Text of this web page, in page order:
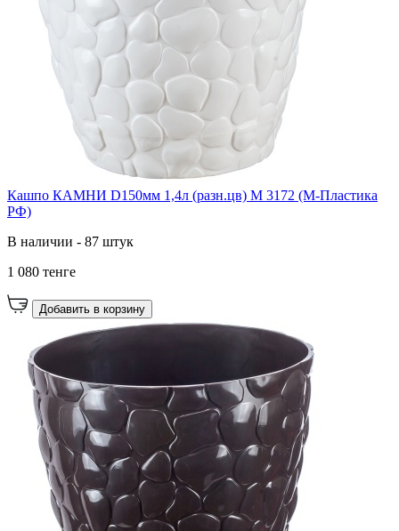
Кашпо КАМНИ D150мм 1,4л (разн.цв) М 3172 (М-Пластика
РФ)
В наличии - 87 штук
1 080 тенге
Добавить в корзину